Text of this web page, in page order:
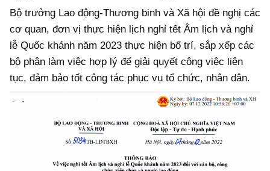
Bộ trưởng Lao động-Thương binh và Xã hội đề nghị các
cơ quan, đơn vị thực hiện lịch nghỉ tết Âm lịch và nghỉ
lễ Quốc khánh năm 2023 thực hiện bố trí, sắp xếp các
bộ phận làm việc hợp lý để giải quyết công việc liên
tục, đảm bảo tốt công tác phục vụ tổ chức, nhân dân.